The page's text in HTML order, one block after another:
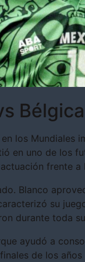
los Mundiales
en uno de los
frente
Blanco
su
durante toda
ayudó a
de los